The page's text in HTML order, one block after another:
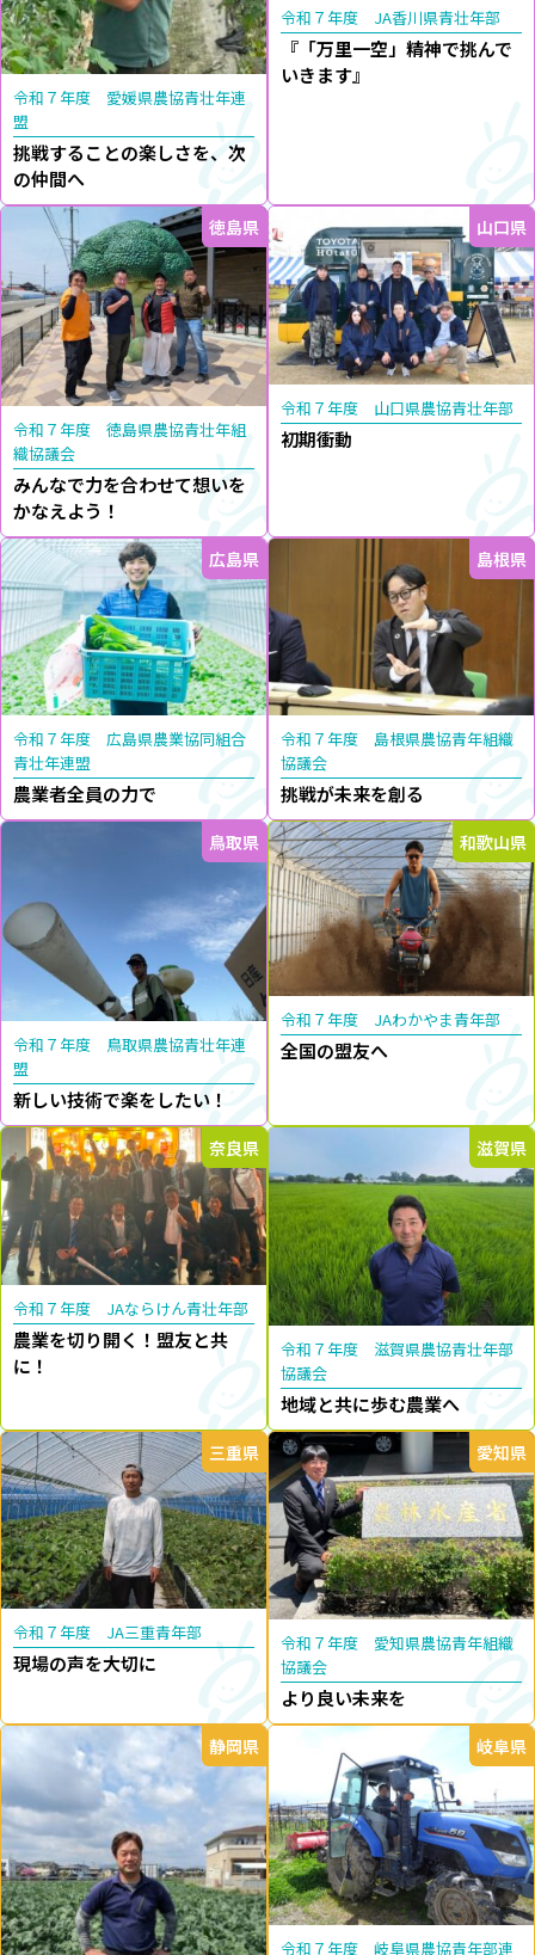
令和７年度 愛媛県農協青壮年連
盟
挑戦することの楽しさを、次
の仲間へ
令和７年度 JA香川県青壮年部
『「万里一空」精神で挑んで
いきます』
徳島県
令和７年度 徳島県農協青壮年組
織協議会
みんなで力を合わせて想いを
かなえよう！
山口県
令和７年度 山口県農協青壮年部
初期衝動
広島県
令和７年度 広島県農業協同組合
青壮年連盟
農業者全員の力で
島根県
令和７年度 島根県農協青年組織
協議会
挑戦が未来を創る
鳥取県
令和７年度 鳥取県農協青壮年連
盟
新しい技術で楽をしたい！
和歌山県
令和７年度 JAわかやま青年部
全国の盟友へ
奈良県
令和７年度 JAならけん青壮年部
農業を切り開く！盟友と共
に！
滋賀県
令和７年度 滋賀県農協青壮年部
協議会
地域と共に歩む農業へ
三重県
令和７年度 JA三重青年部
現場の声を大切に
愛知県
令和７年度 愛知県農協青年組織
協議会
より良い未来を
静岡県 岐阜県
令和７年度 岐阜県農協青年部連